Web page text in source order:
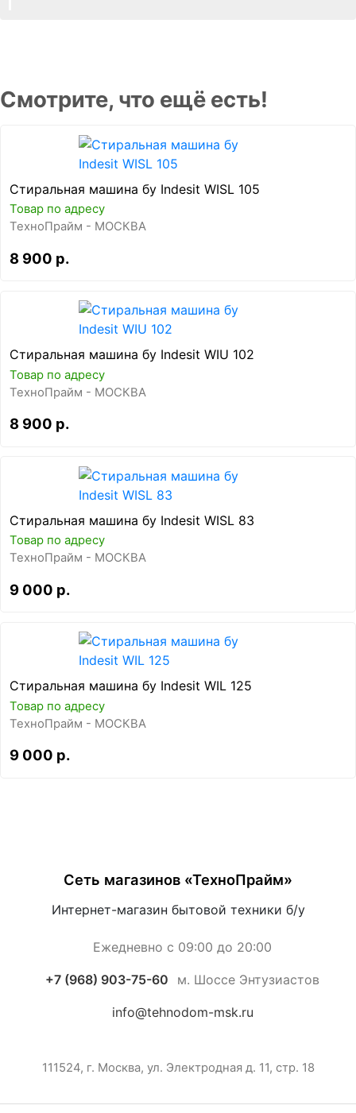
Смотрите, что ещё есть!
Стиральная машина бу Indesit WISL 105
Товар по адресу
ТехноПрайм - МОСКВА
8 900 р.
Стиральная машина бу Indesit WIU 102
Товар по адресу
ТехноПрайм - МОСКВА
8 900 р.
Стиральная машина бу Indesit WISL 83
Товар по адресу
ТехноПрайм - МОСКВА
9 000 р.
Стиральная машина бу Indesit WIL 125
Товар по адресу
ТехноПрайм - МОСКВА
9 000 р.
Сеть магазинов «ТехноПрайм»
Интернет-магазин бытовой техники б/у
Ежедневно с 09:00 до 20:00
+7 (968) 903-75-60 м. Шоссе Энтузиастов
info@tehnodom-msk.ru
111524, г. Москва, ул. Электродная д. 11, стр. 18